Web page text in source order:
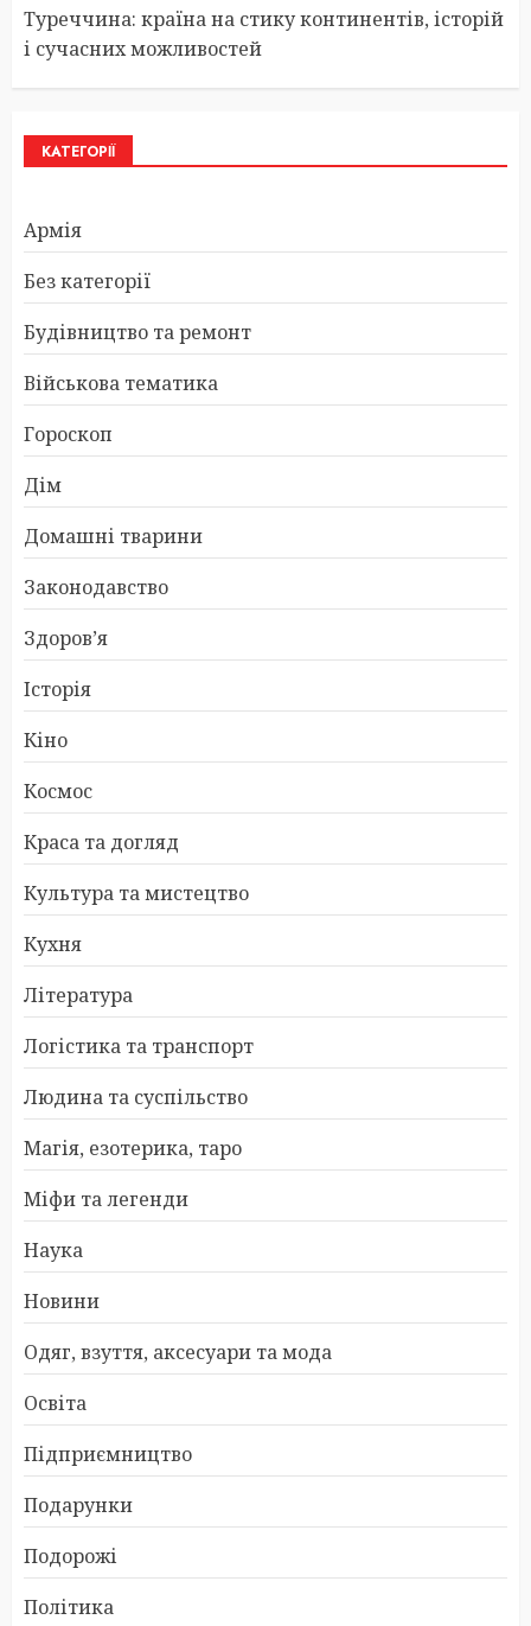
Туреччина: країна на стику континентів, історій
і сучасних можливостей
КАТЕГОРІЇ
Армія
Без категорії
Будівництво та ремонт
Військова тематика
Гороскоп
Дім
Домашні тварини
Законодавство
Здоров’я
Історія
Кіно
Космос
Краса та догляд
Культура та мистецтво
Кухня
Література
Логістика та транспорт
Людина та суспільство
Магія, езотерика, таро
Міфи та легенди
Наука
Новини
Одяг, взуття, аксесуари та мода
Освіта
Підприємництво
Подарунки
Подорожі
Політика